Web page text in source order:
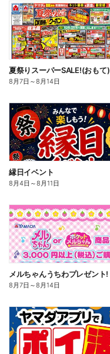
夏祭りスーパーSALE!(おもて)
8月7日 ～8月14日
縁日イベント
8月4日 ～8月11日
メルちゃんうちわプレゼント!
8月7日 ～8月14日